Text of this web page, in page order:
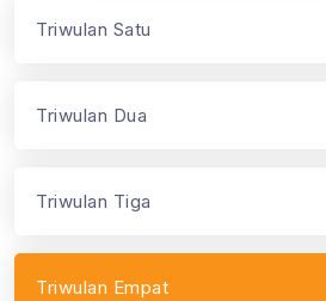
Triwulan Satu
Triwulan Dua
Triwulan Tiga
Triwulan Empat